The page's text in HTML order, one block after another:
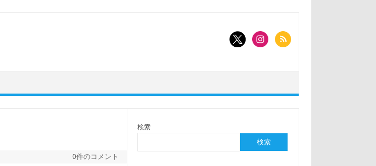
0件のコメント
検索
検索